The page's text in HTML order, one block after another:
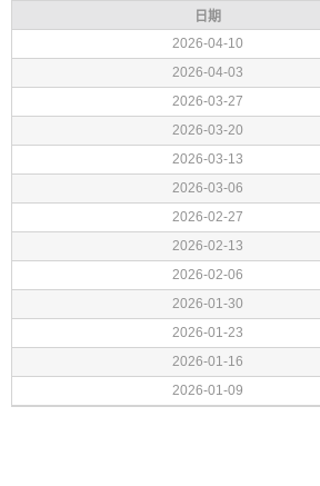
日期
2026-04-10
2026-04-03
2026-03-27
2026-03-20
2026-03-13
2026-03-06
2026-02-27
2026-02-13
2026-02-06
2026-01-30
2026-01-23
2026-01-16
2026-01-09